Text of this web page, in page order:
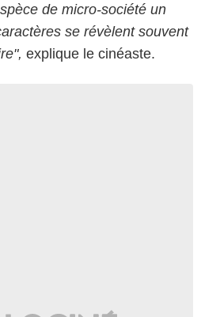
de micro-société un
se révèlent souvent
explique le cinéaste.